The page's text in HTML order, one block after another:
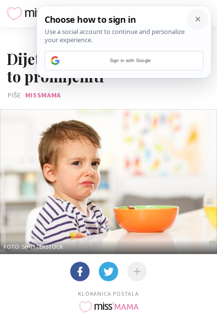
Dijete ne voli jesti? Evo kako
to promijeniti
PIŠE MISSMAMA
FOTO: SHUTTERSTOCK
KLOKANICA POSTALA
Sign in with Google